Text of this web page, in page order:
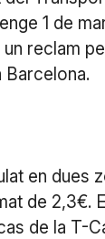
1 de
reclam
Barcelona.
en dues
de 2,3€.
de la T-